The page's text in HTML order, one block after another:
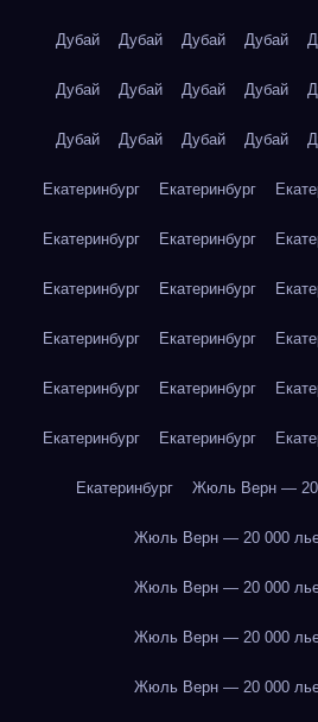
Дубай Дубай Дубай Дубай
Дубай Дубай Дубай Дубай
Дубай Дубай Дубай Дубай
Екатеринбург Екатеринбург
Екатеринбург Екатеринбург
Екатеринбург Екатеринбург
Екатеринбург Екатеринбург
Екатеринбург Екатеринбург
Екатеринбург Екатеринбург
Екатеринбург Жюль Верн — 20
Жюль Верн — 20 000
Жюль Верн — 20 000
Жюль Верн — 20 000
Жюль Верн — 20 000